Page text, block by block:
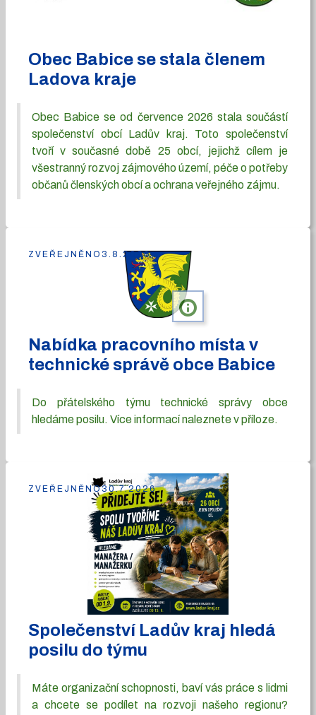
Obec Babice se stala členem
Ladova kraje
Obec Babice se od července 2026 stala součástí
společenství obcí Ladův kraj. Toto společenství
tvoří v současné době 25 obcí, jejichž cílem je
všestranný rozvoj zájmového území, péče o potřeby
občanů členských obcí a ochrana veřejného zájmu.
info
Nabídka pracovního místa v
technické správě obce Babice
Do přátelského týmu technické správy obce
hledáme posilu. Více informací naleznete v příloze.
ZVEŘEJNĚNO 3.8.2026
Společenství Ladův kraj hledá
posilu do týmu
Máte organizační schopnosti, baví vás práce s lidmi
a chcete se podílet na rozvoji našeho regionu?
ZVEŘEJNĚNO30.7.2026